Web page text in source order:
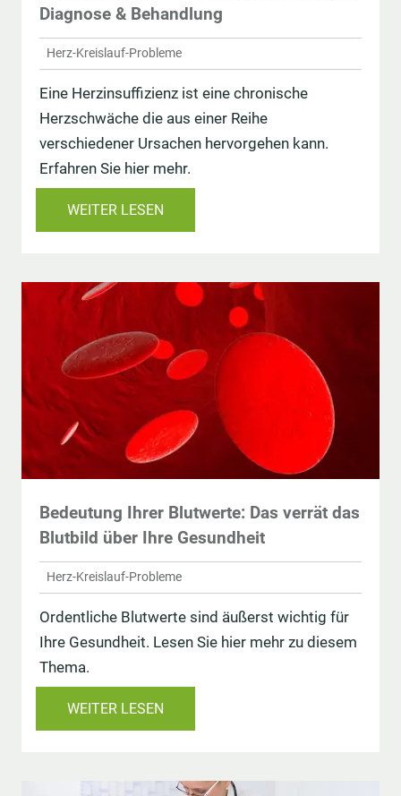
Diagnose & Behandlung
Herz-Kreislauf-Probleme
Eine Herzinsuffizienz ist eine chronische
Herzschwäche die aus einer Reihe
verschiedener Ursachen hervorgehen kann.
Erfahren Sie hier mehr.
WEITER LESEN
Bedeutung Ihrer Blutwerte: Das verrät das
Blutbild über Ihre Gesundheit
Herz-Kreislauf-Probleme
Ordentliche Blutwerte sind äußerst wichtig für
Ihre Gesundheit. Lesen Sie hier mehr zu diesem
Thema.
WEITER LESEN